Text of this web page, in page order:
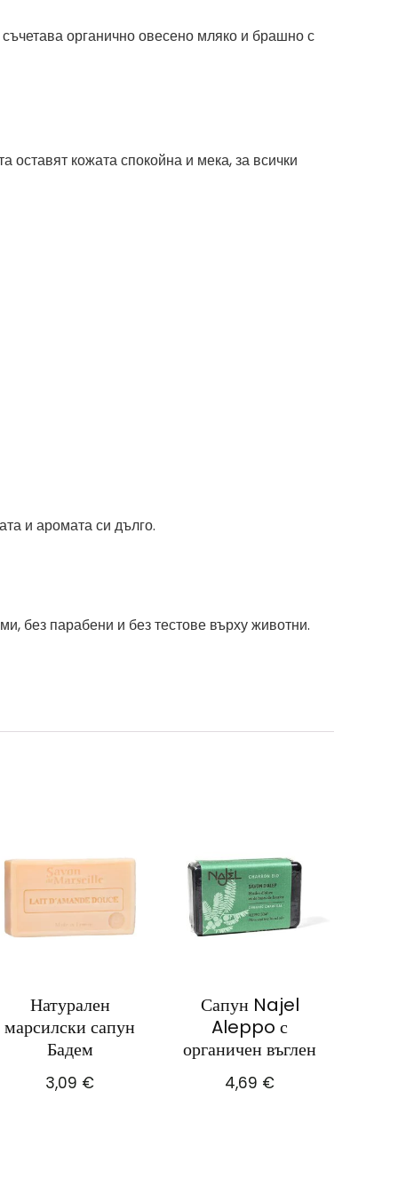
органично овесено мляко и брашно с
кожата спокойна и мека, за всички
и аромата си дълго.
без парабени и без тестове върху животни.
Натурален
марсилски сапун
Бадем
3,09 €
Сапун Najel
Aleppo с
органичен въглен
4,69 €